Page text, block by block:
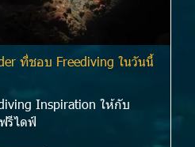
ที่ชอบ Freediving ในวันนี้
Inspiration ให้กับ
รีไดฟ์